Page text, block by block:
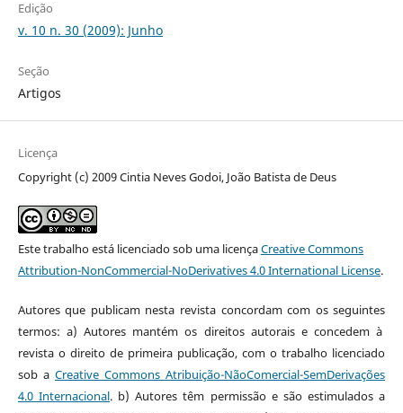
Edição
v. 10 n. 30 (2009): Junho
Seção
Artigos
Licença
Copyright (c) 2009 Cintia Neves Godoi, João Batista de Deus
Este trabalho está licenciado sob uma licençaCreative Commons
Attribution-NonCommercial-NoDerivatives 4.0 International License.
Autores que publicam nesta revista concordam com os seguintes
termos: a) Autores mantém os direitos autorais e concedem à
revista o direito de primeira publicação, com o trabalho licenciado
sob a Creative Commons Atribuição-NãoComercial-SemDerivações
4.0 Internacional. b) Autores têm permissão e são estimulados a